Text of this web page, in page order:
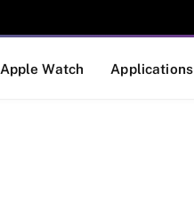
Apple Watch Applications